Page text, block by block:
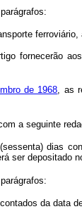
fornecerão
de 1968, as
a seguinte
dias
ser depositado
da data